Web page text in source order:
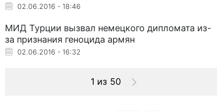
02.06.2016 - 18:46
МИД Турции вызвал немецкого дипломата из-
за признания геноцида армян
02.06.2016 - 16:32
1 из 50